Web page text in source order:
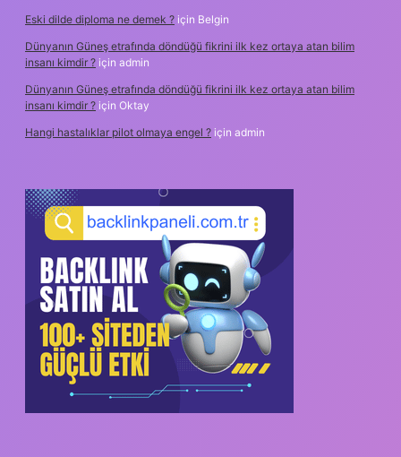
Eski dilde diploma ne demek ? için Belgin
Dünyanın Güneş etrafında döndüğü fikrini ilk kez ortaya atan bilim
insanı kimdir ? için admin
Dünyanın Güneş etrafında döndüğü fikrini ilk kez ortaya atan bilim
insanı kimdir ? için Oktay
Hangi hastalıklar pilot olmaya engel ? için admin